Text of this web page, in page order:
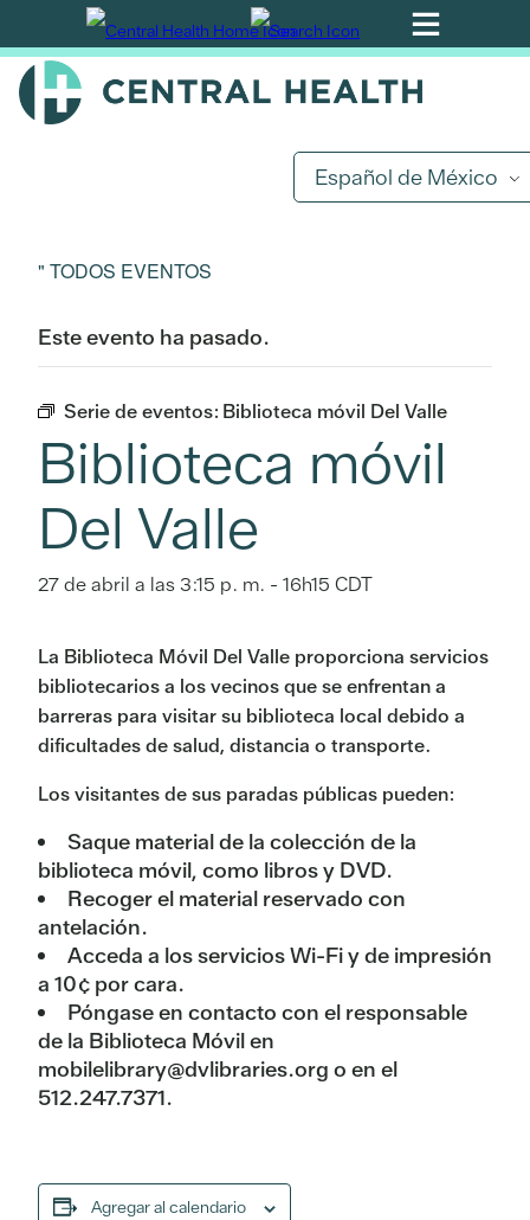
Ir
al
contenido
Español de México
" TODOS EVENTOS
Este evento ha pasado.
Serie de eventos: Biblioteca móvil Del Valle
Biblioteca móvil
Del Valle
27 de abril a las 3:15 p. m. - 16h15 CDT
La Biblioteca Móvil Del Valle proporciona servicios
bibliotecarios a los vecinos que se enfrentan a
barreras para visitar su biblioteca local debido a
dificultades de salud, distancia o transporte.
Los visitantes de sus paradas públicas pueden:
Saque material de la colección de la
biblioteca móvil, como libros y DVD.
Recoger el material reservado con
antelación.
Acceda a los servicios Wi-Fi y de impresión
a 10¢ por cara.
Póngase en contacto con el responsable
de la Biblioteca Móvil en
mobilelibrary@dvlibraries.org o en el
512.247.7371.
Agregar al calendario